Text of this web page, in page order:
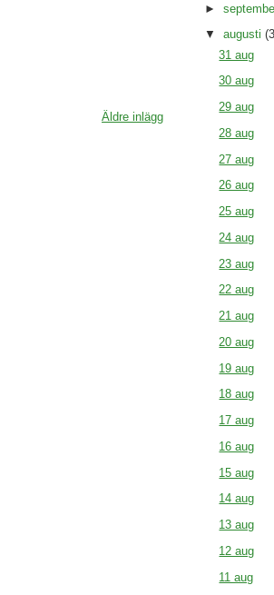
Äldre inlägg
►
▼ augusti
31 aug
30 aug
29 aug
28 aug
27 aug
26 aug
25 aug
24 aug
23 aug
22 aug
21 aug
20 aug
19 aug
18 aug
17 aug
16 aug
15 aug
14 aug
13 aug
12 aug
11 aug